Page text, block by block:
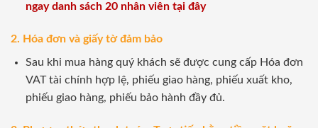
ngay danh sách 20 nhân viên tại đây
2. Hóa đơn và giấy tờ đảm bảo
Sau khi mua hàng quý khách sẽ được cung cấp Hóa đơn
VAT tài chính hợp lệ, phiếu giao hàng, phiếu xuất kho,
phiếu giao hàng, phiếu bảo hành đầy đủ.